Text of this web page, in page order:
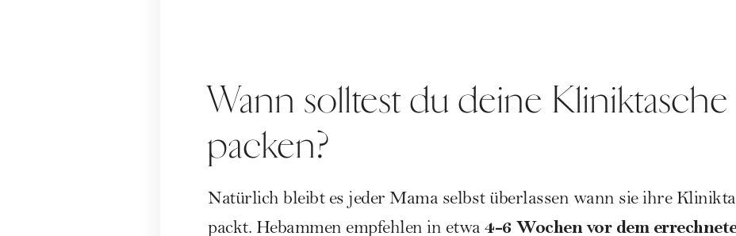
Wann solltest du deine Kliniktasche
packen?
Natürlich bleibt es jeder Mama selbst überlassen wann sie ihre
packt. Hebammen empfehlen in etwa 4-6 Wochen vor dem